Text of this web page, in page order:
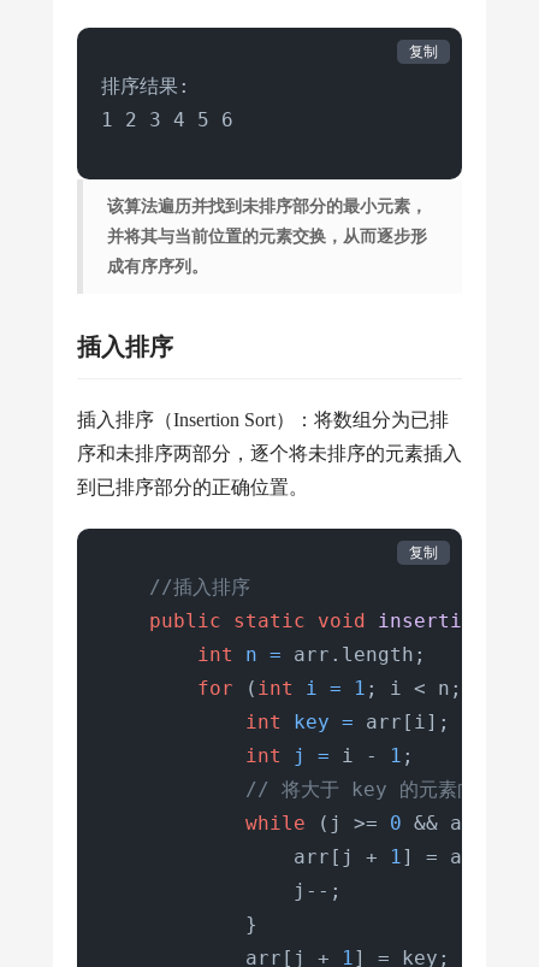
    }
排序结果:
复制
该算法遍历并找到未排序部分的最小元素，
并将其与当前位置的元素交换，从而逐步形
成有序序列。
插入排序
插入排序（Insertion Sort）：将数组分为已排
序和未排序两部分，逐个将未排序的元素插入
到已排序部分的正确位置。
//插入排序
public
static void insertionSort
int
n = arr.length;
for ( int i = 1 ; i < n; i++)
int
key = arr[i];
int
j = i - 1 ;
// 将大于 key 的元素向右移动
while (j >= 0 && arr[j]
                arr[j +
1 ] = arr[j];
                j--;
            }
            arr[j +
1 ] = key;
复制